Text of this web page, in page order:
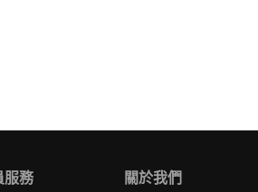
服務 關於我們